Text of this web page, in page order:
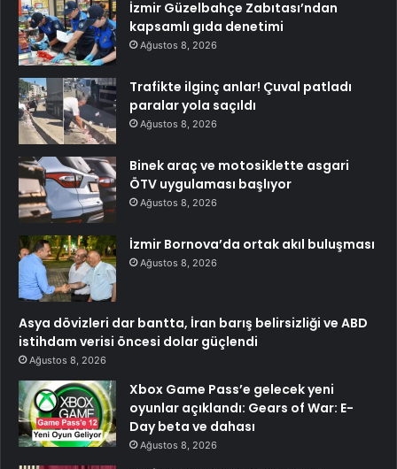
İzmir Güzelbahçe Zabıtası’ndan
kapsamlı gıda denetimi
Ağustos 8, 2026
Trafikte ilginç anlar! Çuval patladı
paralar yola saçıldı
Ağustos 8, 2026
Binek araç ve motosiklette asgari
ÖTV uygulaması başlıyor
Ağustos 8, 2026
İzmir Bornova’da ortak akıl buluşması
Ağustos 8, 2026
Asya dövizleri dar bantta, İran barış belirsizliği ve ABD
istihdam verisi öncesi dolar güçlendi
Ağustos 8, 2026
Xbox Game Pass’e gelecek yeni
oyunlar açıklandı: Gears of War: E-
Day beta ve dahası
Ağustos 8, 2026